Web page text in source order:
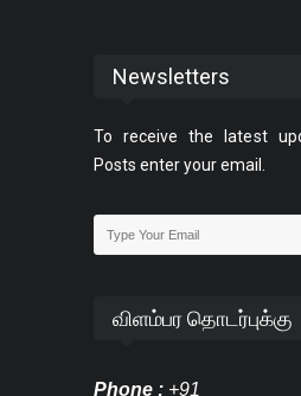
Newsletters
To receive the latest
Posts enter your email.
விளம்பர தொடர்புக்கு
Phone : +91